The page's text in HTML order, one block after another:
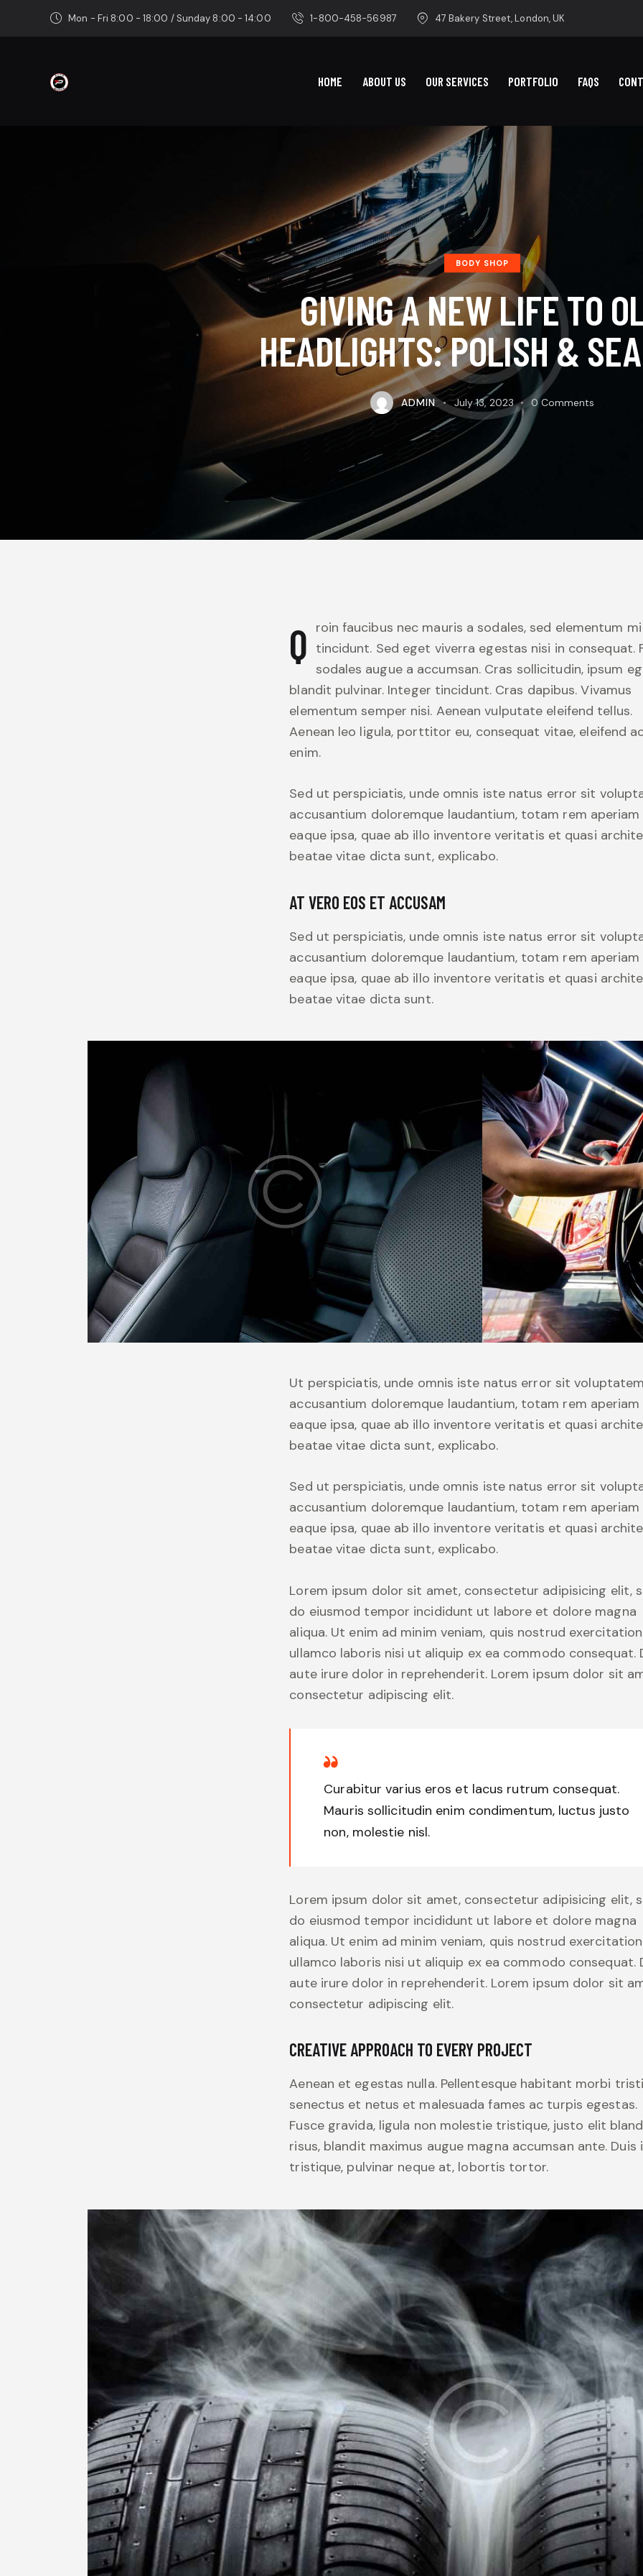
Mon - Fri 8:00 - 18:00 / Sunday 8:00 - 14:00 1-800-458-56987 47 Bakery Street, London, UK
HOME ABOUT US OUR SERVICES PORTFOLIO FAQS
BODY SHOP
GIVING A NEW LIFE TO
HEADLIGHTS: POLISH &
ADMIN July 13, 2023 0 Comments
Qroin faucibus nec mauris a sodales, sed elementum mi tincidunt. Sed eget viverra egestas nisi in consequat.
sodales augue a accumsan. Cras sollicitudin, ipsum
blandit pulvinar. Integer tincidunt. Cras dapibus. Vivamus
elementum semper nisi. Aenean vulputate eleifend tellus.
Aenean leo ligula, porttitor eu, consequat vitae, eleifend
enim.
Sed ut perspiciatis, unde omnis iste natus error sit
accusantium doloremque laudantium, totam rem aperiam
eaque ipsa, quae ab illo inventore veritatis et quasi
beatae vitae dicta sunt, explicabo.
AT VERO EOS ET ACCUSAM
Sed ut perspiciatis, unde omnis iste natus error sit
accusantium doloremque laudantium, totam rem aperiam
eaque ipsa, quae ab illo inventore veritatis et quasi
beatae vitae dicta sunt.
Ut perspiciatis, unde omnis iste natus error sit
accusantium doloremque laudantium, totam rem aperiam
eaque ipsa, quae ab illo inventore veritatis et quasi
beatae vitae dicta sunt, explicabo.
Sed ut perspiciatis, unde omnis iste natus error sit
accusantium doloremque laudantium, totam rem aperiam
eaque ipsa, quae ab illo inventore veritatis et quasi
beatae vitae dicta sunt, explicabo.
Lorem ipsum dolor sit amet, consectetur adipisicing elit,
do eiusmod tempor incididunt ut labore et dolore magna
aliqua. Ut enim ad minim veniam, quis nostrud exercitation
ullamco laboris nisi ut aliquip ex ea commodo consequat.
aute irure dolor in reprehenderit. Lorem ipsum dolor sit
consectetur adipiscing elit.
Curabitur varius eros et lacus rutrum consequat.
Mauris sollicitudin enim condimentum, luctus justo
non, molestie nisl.
Lorem ipsum dolor sit amet, consectetur adipisicing elit,
do eiusmod tempor incididunt ut labore et dolore magna
aliqua. Ut enim ad minim veniam, quis nostrud exercitation
ullamco laboris nisi ut aliquip ex ea commodo consequat.
aute irure dolor in reprehenderit. Lorem ipsum dolor sit
consectetur adipiscing elit.
CREATIVE APPROACH TO EVERY PROJECT
Aenean et egestas nulla. Pellentesque habitant morbi
senectus et netus et malesuada fames ac turpis egestas.
Fusce gravida, ligula non molestie tristique, justo elit
risus, blandit maximus augue magna accumsan ante. Duis
tristique, pulvinar neque at, lobortis tortor.